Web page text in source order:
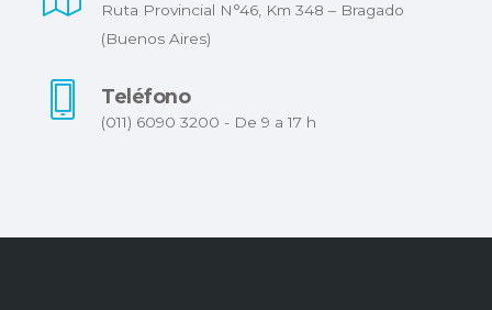
Ruta Provincial N°46, Km 348 – Bragado
(Buenos Aires)
Teléfono
(011) 6090 3200 - De 9 a 17 h